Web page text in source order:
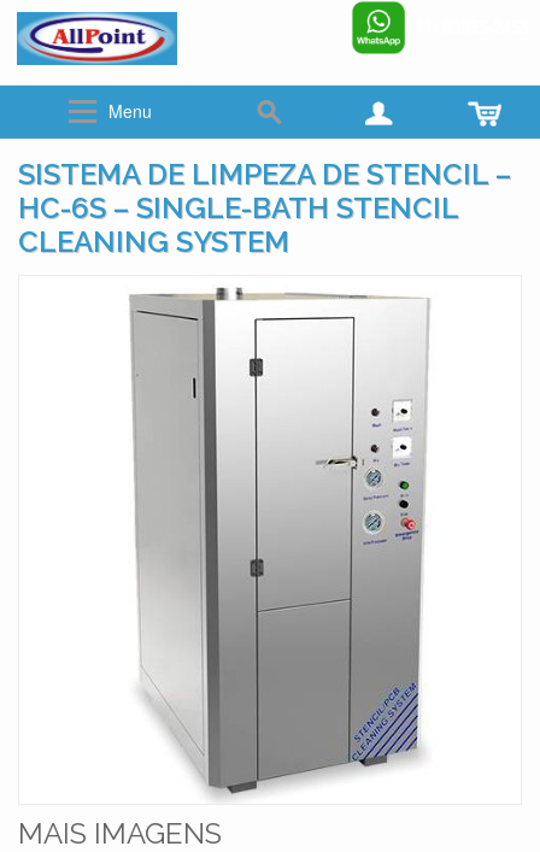
www.allpoint.com.br
☎ (011)2062-6900
Menu
SISTEMA DE LIMPEZA DE STENCIL –
HC-6S – SINGLE-BATH STENCIL
CLEANING SYSTEM
MAIS IMAGENS